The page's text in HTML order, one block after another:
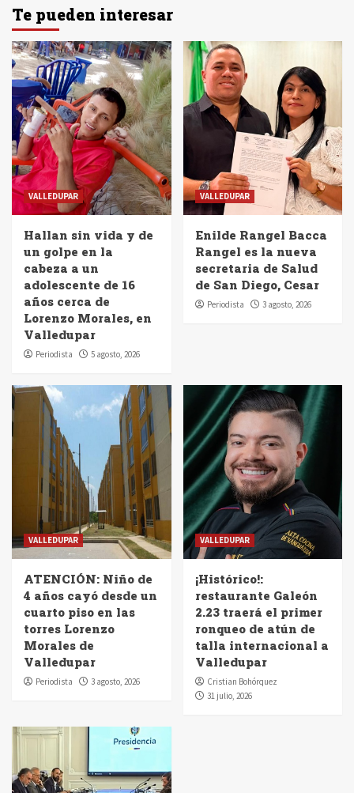
Te pueden interesar
VALLEDUPAR
Hallan sin vida y de
un golpe en la
cabeza a un
adolescente de 16
años cerca de
Lorenzo Morales, en
Valledupar
Periodista 5 agosto, 2026
VALLEDUPAR
Enilde Rangel Bacca
Rangel es la nueva
secretaria de Salud
de San Diego, Cesar
Periodista 3 agosto, 2026
VALLEDUPAR
ATENCIÓN: Niño de
4 años cayó desde un
cuarto piso en las
torres Lorenzo
Morales de
Valledupar
Periodista 3 agosto, 2026
VALLEDUPAR
¡Histórico!:
restaurante Galeón
2.23 traerá el primer
ronqueo de atún de
talla internacional a
Valledupar
Cristian Bohórquez
31 julio, 2026